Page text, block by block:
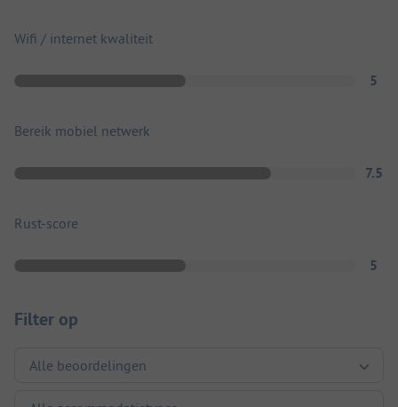
Wifi / internet kwaliteit
5
Bereik mobiel netwerk
7.5
Rust-score
5
Filter op